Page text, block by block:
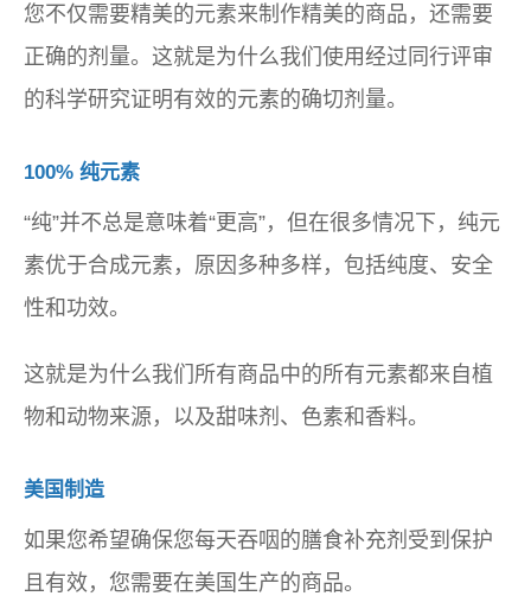
您不仅需要精美的元素来制作精美的商品，还需要
正确的剂量。这就是为什么我们使用经过同行评审
的科学研究证明有效的元素的确切剂量。
100% 纯元素
“纯”并不总是意味着“更高”，但在很多情况下，纯元
素优于合成元素，原因多种多样，包括纯度、安全
性和功效。
这就是为什么我们所有商品中的所有元素都来自植
物和动物来源，以及甜味剂、色素和香料。
美国制造
如果您希望确保您每天吞咽的膳食补充剂受到保护
且有效，您需要在美国生产的商品。